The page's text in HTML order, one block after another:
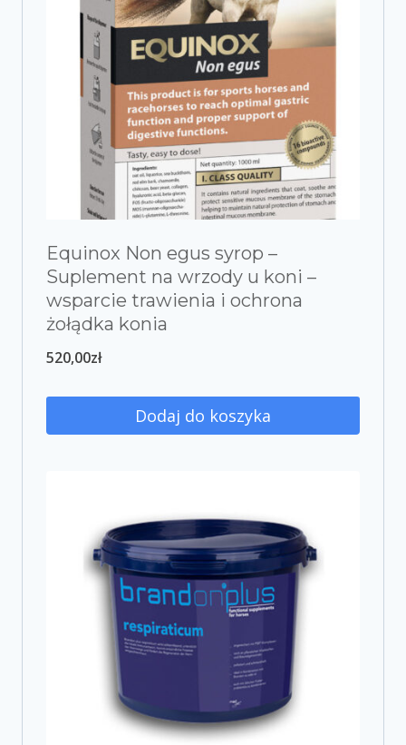
Equinox Non egus syrop –
Suplement na wrzody u koni –
wsparcie trawienia i ochrona
żołądka konia
520,00zł
Dodaj do koszyka